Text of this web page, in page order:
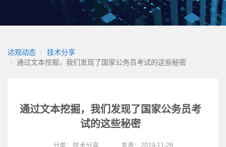
达观动态
技术分享
通过文本挖掘，我们发现了国家公务员考试的这些秘密
通过文本挖掘，我们发现了国家公务员考
试的这些秘密
分类： 技术分享 发表：2019-11-28